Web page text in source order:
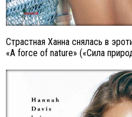
Страстная Ханна снялась в
«A force of nature» («Сила